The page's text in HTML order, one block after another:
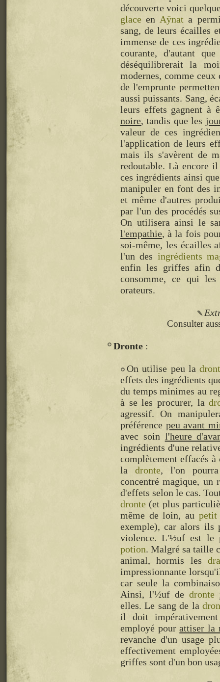
découverte voici
glace en Aÿnat a
sang, de leurs écailles
immense de ces
courante, d'autant
déséquilibrerait la
modernes, comme
de l'emprunte
aussi puissants. Sang,
leurs effets gagnent à
noire, tandis que les
valeur de ces
l'application de leurs
mais ils s'avèrent de
redoutable. Là encore
ces ingrédients ainsi
manipuler en font des
et même d'autres
par l'un des procédés
On utilisera ainsi le
l'empathie, à la fois
soi-même, les écailles
l'un des ingrédients
enfin les griffes afin
consomme, ce qui
orateurs.
Consulter
Dronte
On utilise peu la
effets des ingrédients
du temps minimes au
à se les procurer, la
agressif. On
préférence peu avant
avec soin l'heure
ingrédients d'une
complètement effacés
ladronte, l'on
concentré magique, un
d'effets selon le cas.
dronte (et plus
même de loin, au petit
exemple), car alors ils
violence. L'½uf est le
potion. Malgré sa taille
animal, hormis les
impressionnante
car seule la
Ainsi, l'½uf de dronte
elles. Le sang de la
il doit
employé pourattiser la
revanche d'un usage
effectivement
griffes sont d'un bon